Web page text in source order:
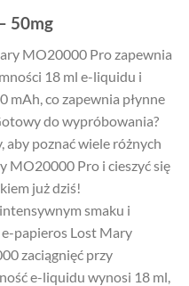
50mg
MO20000 Pro zapewnia
18 ml e-liquidu i
co zapewnia płynne
do wypróbowania?
poznać wiele różnych
MO20000 Pro i cieszyć się
już dziś!
smaku i
papieros Lost Mary
zaciągnięć przy
e-liquidu wynosi 18 ml,